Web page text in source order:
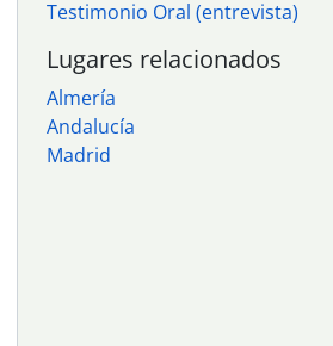
Testimonio Oral (entrevista)
Lugares relacionados
Almería
Andalucía
Madrid